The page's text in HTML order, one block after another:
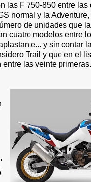
las F 750-850 entre las
normal y la
de unidades que
cuatro modelos entre
y sin contar
Trail y que en el
entre las veinte primeras.